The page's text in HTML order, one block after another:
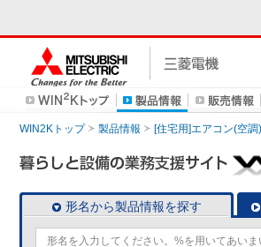
WIN2Kトップ 製品情報 [住宅用]エアコン(空
形名から製品情報を探す